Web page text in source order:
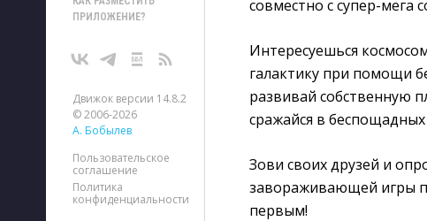
ПРИЛОЖЕНИЕ?
Движок версии 14.8.2
© 2006-2026
А. Бобылев
Пользовательское
соглашение
Политика
конфиденциальности
совместно с супер-мега
Интересуешься
галактику при помощи
развивай собственную
сражайся в беспощадных
Зови своих друзей и
завораживающей игры
первым!